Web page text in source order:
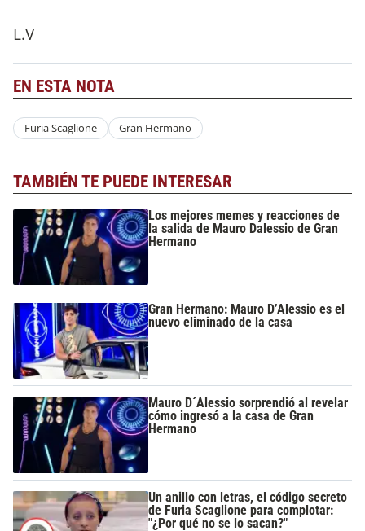
L.V
EN ESTA NOTA
Furia Scaglione Gran Hermano
TAMBIÉN TE PUEDE INTERESAR
Los mejores memes y reacciones de
la salida de Mauro Dalessio de Gran
Hermano
Gran Hermano: Mauro D’Alessio es el
nuevo eliminado de la casa
Mauro D´Alessio sorprendió al revelar
cómo ingresó a la casa de Gran
Hermano
Un anillo con letras, el código secreto
de Furia Scaglione para complotar:
"¿Por qué no se lo sacan?"